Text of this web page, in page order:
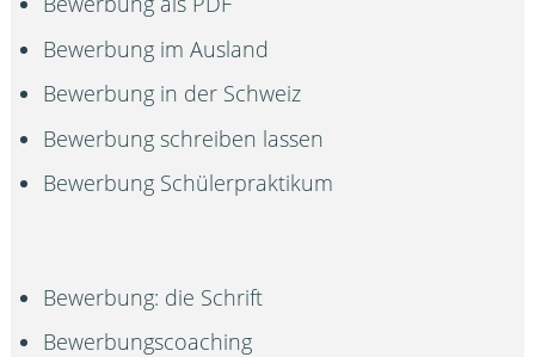
Bewerbung im Ausland
Bewerbung in der Schweiz
Bewerbung schreiben lassen
Bewerbung Schülerpraktikum
Bewerbung: die Schrift
Bewerbungscoaching